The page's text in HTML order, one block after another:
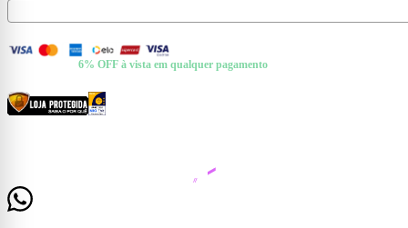
6% OFF à vista em qualquer pagamento